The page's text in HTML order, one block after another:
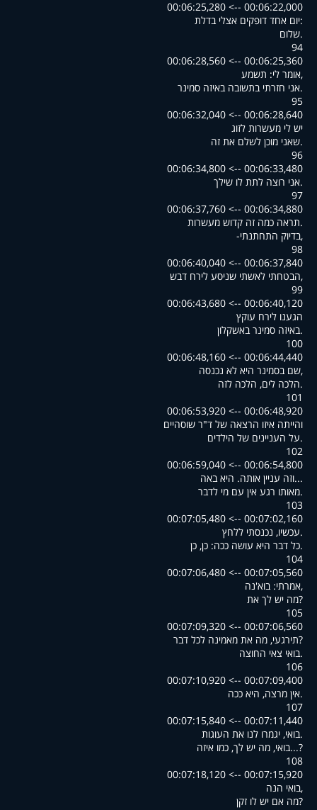
00:06:22,000 --> 00:06:25,280
:יום אחד דופקים אצלי בדלת
.שלום
94
00:06:25,360 --> 00:06:28,560
,אומר לי: תשמע
.אני חזרתי בתשובה באיזה סמינר
95
00:06:28,640 --> 00:06:32,040
יש לי מעשרות לזוג
.שאני מוכן לשלם את זה
96
00:06:33,480 --> 00:06:34,800
.אני רוצה לתת לו שילך
97
00:06:34,880 --> 00:06:37,760
.תראה כמה זה קדוש מעשרות
,בדיוק התחתנתי-
98
00:06:37,840 --> 00:06:40,040
,הבטחתי לאשתי שניסע לירח דבש
99
00:06:40,120 --> 00:06:43,680
הגענו לירח עוקץ
.באיזה סמינר באשקלון
100
00:06:44,440 --> 00:06:48,160
,שם בסמינר היא לא נכנסה
.הלכה לים, הלכה לזה
101
00:06:48,920 --> 00:06:53,920
והייתה איזו הרצאה של ד"ר שוסהיים
.על העניינים של הילדים
102
00:06:54,800 --> 00:06:59,040
...וזה עניין אותה. היא באה
.מאותו רגע אין עם מי לדבר
103
00:07:02,160 --> 00:07:05,480
.עכשיו, נכנסתי ללחץ
.כל דבר היא עושה ככה: כן, כן
104
00:07:05,560 --> 00:07:06,480
,אמרתי: בוא'נה
?מה יש לך את
105
00:07:06,560 --> 00:07:09,320
?תירגעי, מה את מאמינה לכל דבר
.בואי צאי החוצה
106
00:07:09,400 --> 00:07:10,920
.אין מרצה, היא ככה
107
00:07:11,440 --> 00:07:15,840
.בואי, יגמרו לנו את העוגות
?...בואי, מה יש לך, כמו איזה
108
00:07:15,920 --> 00:07:18,120
,בואי הנה
?מה אם יש לו זקן